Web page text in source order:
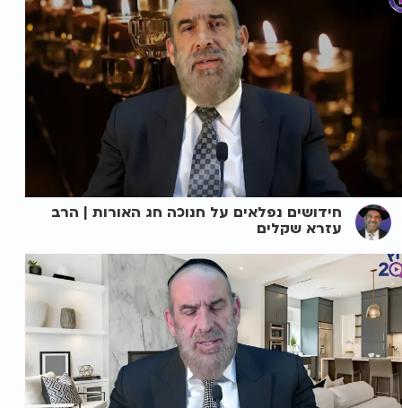
חידושים נפלאים על חנוכה חג האורות | הרב
עזרא שקלים